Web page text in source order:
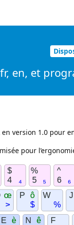
fr, en, et
en version 1.0 pour
pour